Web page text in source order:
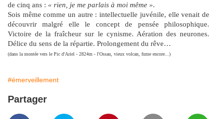
de cinq ans : « rien, je me parlais à moi même ».
Sois même comme un autre : intellectuelle juvénile, elle venait de
découvrir malgré elle le concept de pensée philosophique.
Victoire de la fraîcheur sur le cynisme. Aération des neurones.
Délice du sens de la répartie. Prolongement du rêve…
(dans la montée vers le Pic d'Ariel - 2824m - l'Ossau, vieux volcan, fume encore...)
#émerveillement
Partager